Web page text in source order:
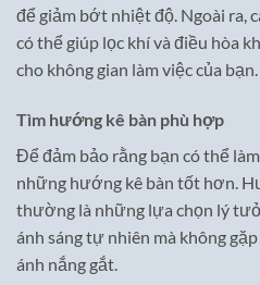
để giảm bớt nhiệt độ. Ngoài ra,
có thể giúp lọc khí và điều hòa
cho không gian làm việc của bạn.
Tìm hướng kê bàn phù hợp
Để đảm bảo rằng bạn có thể
những hướng kê bàn tốt hơn.
thường là những lựa chọn lý
ánh sáng tự nhiên mà không
ánh nắng gắt.